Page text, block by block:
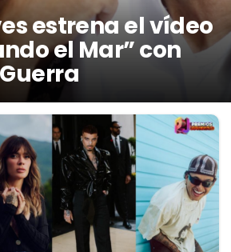
estrena el vídeo
el Mar” con